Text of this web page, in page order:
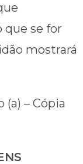
que se for
mostrará
(a) – Cópia